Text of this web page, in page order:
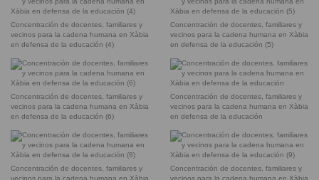
Concentración de docentes, familiares y
vecinos para la cadena humana en Xàbia
en defensa de la educación (4)
Concentración de docentes, familiares y
vecinos para la cadena humana en Xàbia
en defensa de la educación (5)
Concentración de docentes, familiares y
vecinos para la cadena humana en Xàbia
en defensa de la educación (6)
Concentración de docentes, familiares y
vecinos para la cadena humana en Xàbia
en defensa de la educación
Concentración de docentes, familiares y
vecinos para la cadena humana en Xàbia
Concentración de docentes, familiares y
vecinos para la cadena humana en Xàbia